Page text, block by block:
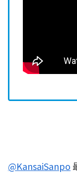
@KansaiSanpo